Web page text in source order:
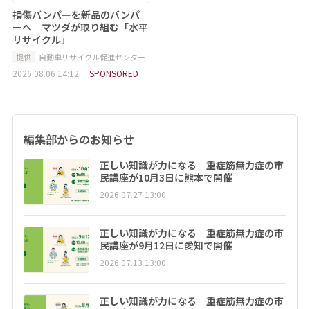
損傷バンパーを新品のバンパ
ーへ マツダが取り組む「水平
リサイクル」
提供 自動車リサイクル促進センター
2026.08.06 14:12 SPONSORED
編集部からのお知らせ
正しい知識が力になる 重症筋無力症の市
民講座が10月3日に熊本で開催
2026.07.27 13:00
正しい知識が力になる 重症筋無力症の市
民講座が9月12日に愛知で開催
2026.07.13 13:00
正しい知識が力になる 重症筋無力症の市